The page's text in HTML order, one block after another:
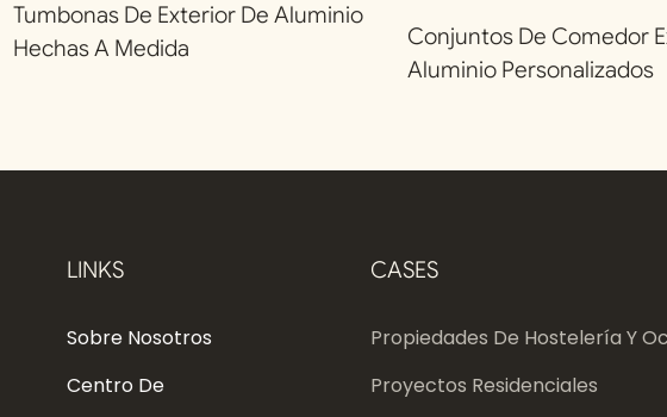
Tumbonas De Exterior De Aluminio
Hechas A Medida
Conjuntos De Comedor
Aluminio Personalizados
LINKS
Sobre Nosotros
Centro De
CASES
Propiedades De Hostelería Y
Proyectos Residenciales